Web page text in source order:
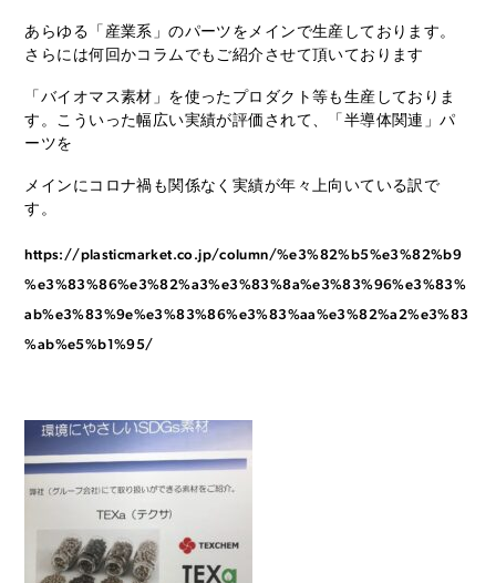
あらゆる「産業系」のパーツをメインで生産しております。
さらには何回かコラムでもご紹介させて頂いております
「バイオマス素材」を使ったプロダクト等も生産しておりま
す。こういった幅広い実績が評価されて、「半導体関連」パ
ーツを
メインにコロナ禍も関係なく実績が年々上向いている訳で
す。
https://plasticmarket.co.jp/column/%e3%82%b5%e3%82%b9
%e3%83%86%e3%82%a3%e3%83%8a%e3%83%96%e3%83%
ab%e3%83%9e%e3%83%86%e3%83%aa%e3%82%a2%e3%83
%ab%e5%b1%95/